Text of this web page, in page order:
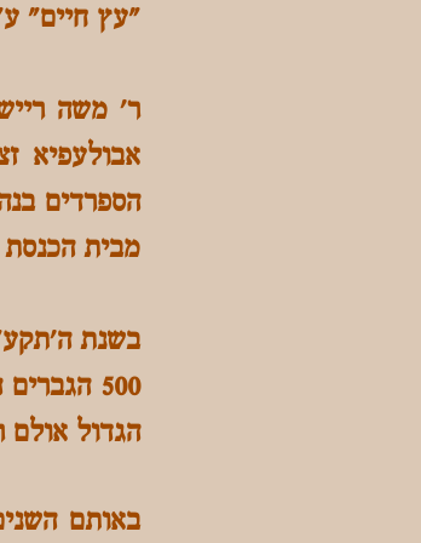
"עץ חיים" ע"ש ספרו. (איזמיר 1729).
ר' משה
אבולעפיא
מבית
500
הגדול
באותם